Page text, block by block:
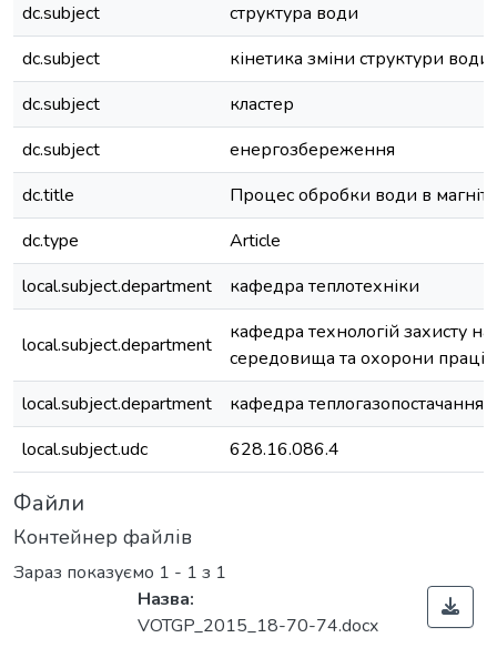
dc.subject
структура води
dc.subject
кінетика зміни структури води
dc.subject
кластер
dc.subject
енергозбереження
dc.title
Процес обробки води в
dc.type
Article
local.subject.department
кафедра теплотехніки
local.subject.department
кафедра технологій захисту
середовища та охорони праці
local.subject.department
кафедра теплогазопостачання і
local.subject.udc
628.16.086.4
Файли
Контейнер файлів
Зараз показуємо 1 - 1 з 1
Назва:
VOTGP_2015_18-70-74.docx